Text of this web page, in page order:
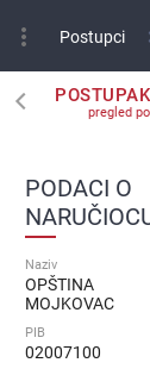
more_vert Postupci
pregled
PODACI O
Naziv
OPŠTINA
MOJKOVAC
PIB
02007100